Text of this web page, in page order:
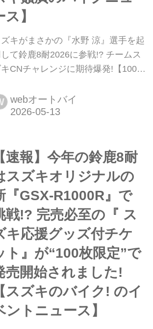
ス】
キがまさかの『水野 涼』選手を起
して鈴鹿8耐2026に参戦!? チームス
キCNチャレンジに期待爆発!【100%
外......チームスズキCNチャレンジ
今年の鈴鹿8耐に水野涼選手を起用
webオートバイ
【速報】今年の鈴鹿8耐
スズキオリジナルの
『GSX-R1000R』で
戦!? 完売必至の『 ス
キ応援グッズ付チケ
ト』が“100枚限定”で
売開始されました!
【スズキのバイク! のイ
ントニュース】